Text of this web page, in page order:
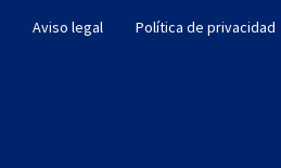
Aviso legal Política de privacidad